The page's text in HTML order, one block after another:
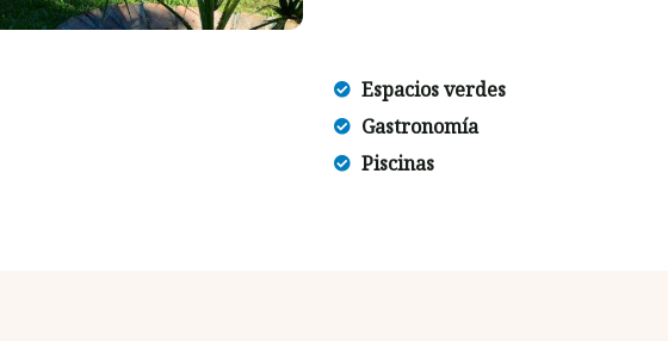
Espacios verdes
Gastronomía
Piscinas